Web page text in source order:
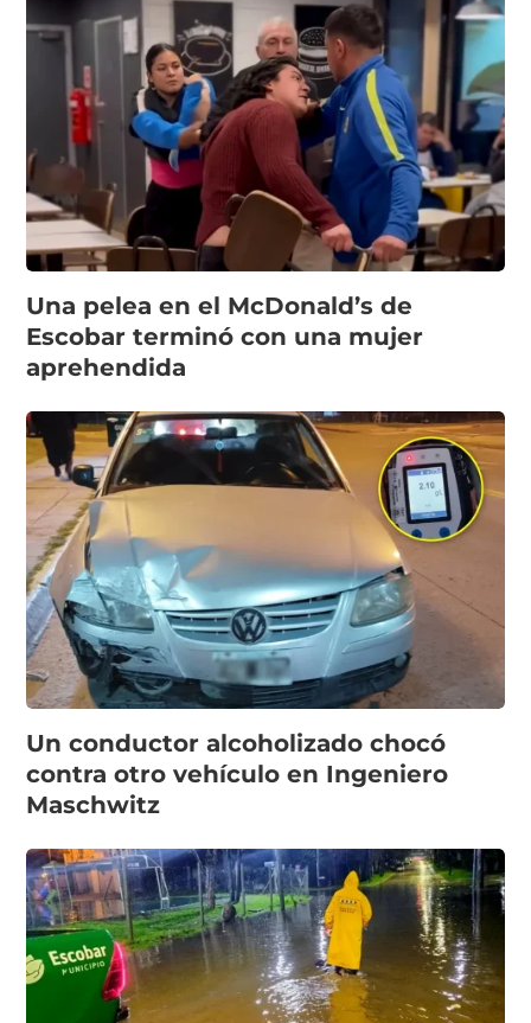
Una pelea en el McDonald’s de
Escobar terminó con una mujer
aprehendida
Un conductor alcoholizado chocó
contra otro vehículo en Ingeniero
Maschwitz